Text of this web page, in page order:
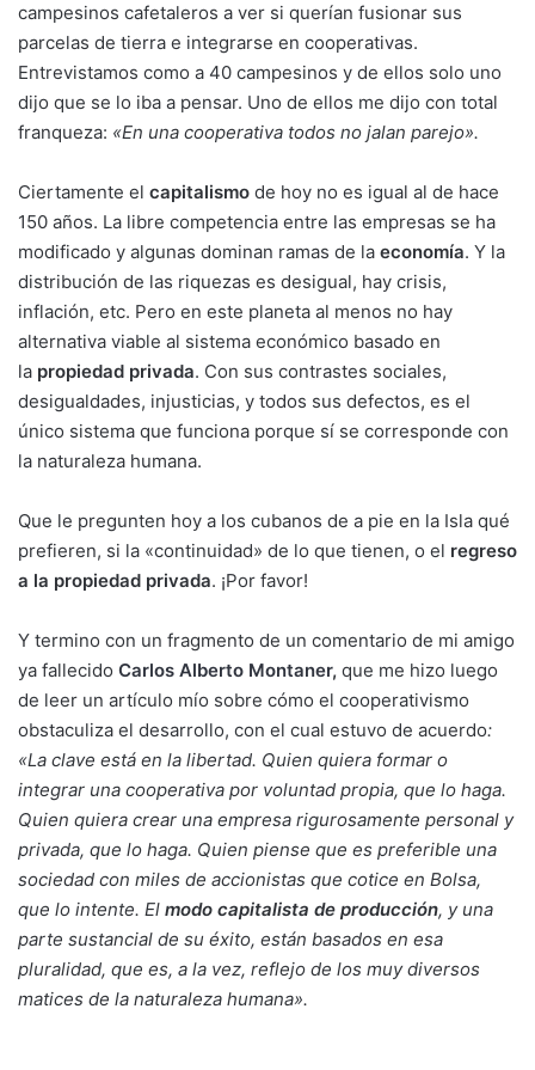
campesinos cafetaleros a ver si querían fusionar sus
parcelas de tierra e integrarse en cooperativas.
Entrevistamos como a 40 campesinos y de ellos solo uno
dijo que se lo iba a pensar. Uno de ellos me dijo con total
franqueza: «En una cooperativa todos no jalan parejo».
Ciertamente el capitalismo de hoy no es igual al de hace
150 años. La libre competencia entre las empresas se ha
modificado y algunas dominan ramas de la economía. Y la
distribución de las riquezas es desigual, hay crisis,
inflación, etc. Pero en este planeta al menos no hay
alternativa viable al sistema económico basado en
la propiedad privada. Con sus contrastes sociales,
desigualdades, injusticias, y todos sus defectos, es el
único sistema que funciona porque sí se corresponde con
la naturaleza humana.
Que le pregunten hoy a los cubanos de a pie en la Isla qué
prefieren, si la «continuidad» de lo que tienen, o el regreso
a la propiedad privada. ¡Por favor!
Y termino con un fragmento de un comentario de mi amigo
ya fallecido Carlos Alberto Montaner, que me hizo luego
de leer un artículo mío sobre cómo el cooperativismo
obstaculiza el desarrollo, con el cual estuvo de acuerdo:
«La clave está en la libertad. Quien quiera formar o
integrar una cooperativa por voluntad propia, que lo haga.
Quien quiera crear una empresa rigurosamente personal y
privada, que lo haga. Quien piense que es preferible una
sociedad con miles de accionistas que cotice en Bolsa,
que lo intente. El modo capitalista de producción, y una
parte sustancial de su éxito, están basados en esa
pluralidad, que es, a la vez, reflejo de los muy diversos
matices de la naturaleza humana».